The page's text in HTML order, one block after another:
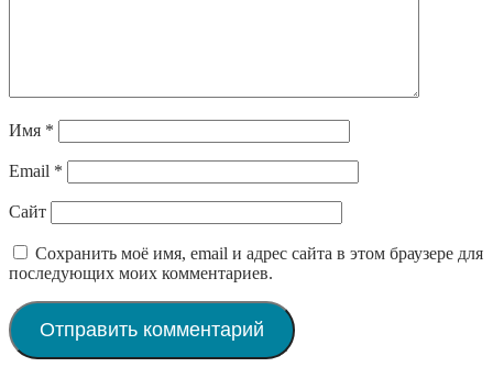
Имя *
Email *
Сайт
Сохранить моё имя, email и адрес сайта в этом браузере для
последующих моих комментариев.